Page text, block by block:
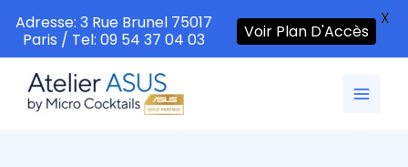
contenu
Adresse: 3 Rue Brunel 75017
Paris / Tel: 09 54 37 04 03
Voir Plan D'Accès
X